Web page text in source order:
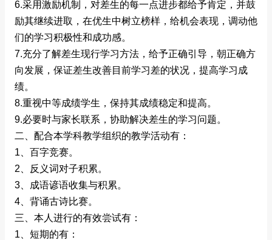
6.采用激励机制，对差生的每一点进步都给予肯定，并鼓
励其继续进取，在优生中树立榜样，给机会表现，调动他
们的学习积极性和成功感。
7.充分了解差生现行学习方法，给予正确引导，朝正确方
向发展，保证差生改善目前学习差的状况，提高学习成
绩。
8.重视中等成绩学生，保持其成绩稳定和提高。
9.必要时与家长联系，协助解决差生的学习问题。
二、配合本学科教学组织的教学活动有：
1、百字竞赛。
2、反义词对子积累。
3、成语谚语收集与积累。
4、背诵古诗比赛。
三、本人进行的有效尝试有：
1、短期的有：